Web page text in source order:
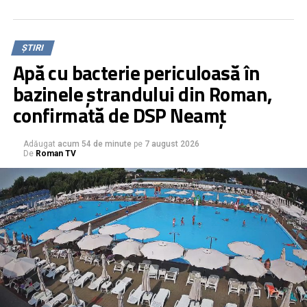
ȘTIRI
Apă cu bacterie periculoasă în
bazinele ștrandului din Roman,
confirmată de DSP Neamț
Adăugat acum 54 de minute pe 7 august 2026
De Roman TV